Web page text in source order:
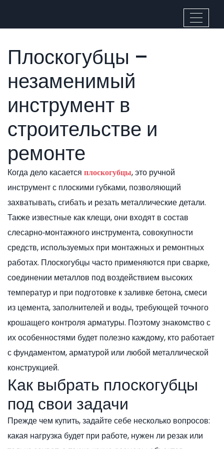
Плоскогубцы –
незаменимый
инструмент в
строительстве и
ремонте
Когда дело касается плоскогубцы,это ручной
инструмент с плоскими губками, позволяющий
захватывать, сгибать и резать металлические детали.
Также известные как клещи, они входят в состав
слесарно‑монтажного инструмента,совокупности
средств, используемых при монтажных и ремонтных
работах. Плоскогубцы часто применяются при сварке,
соединении металлов под воздействием высоких
температур и при подготовке к заливке бетона,смеси
из цемента, заполнителей и воды, требующей точного
крошащего контроля арматуры. Поэтому знакомство с
их особенностями будет полезно каждому, кто работает
с фундаментом, арматурой или любой металлической
конструкцией.
Как выбрать плоскогубцы
под свои задачи
Прежде чем купить, задайте себе несколько вопросов:
какая нагрузка будет при работе, нужен ли резак или